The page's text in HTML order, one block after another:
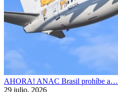
AHORA! ANAC Brasil prohíbe a…
29 julio, 2026